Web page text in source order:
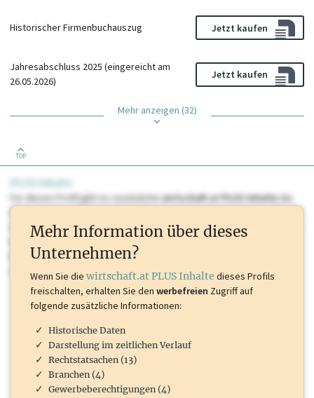
Historischer Firmenbuchauszug Jetzt kaufen
Jahresabschluss 2025 (eingereicht am
26.05.2026)
Jetzt kaufen
Mehr anzeigen (32)
TOP
PLUS Inhalte
Für dieses Profil gibt es zusätzlichewirtschaft.at PLUS Inhaltedie
Sie momentan nicht einsehen können. Schalten Sie dieses Profil frei
oder loggen Sie sich ein um diese Inhalte zu sehen. wirtschaft.at PLUS
Marken, Patente, Rechtstatsachen, OTS-Aussendungen, und viele
mehr.
Mehr Information über dieses
Unternehmen?
Wenn Sie die wirtschaft.at PLUS Inhalte dieses Profils
freischalten, erhalten Sie den werbefreien Zugriff auf
folgende zusätzliche Informationen:
Historische Daten
Darstellung im zeitlichen Verlauf
Rechtstatsachen (13)
Branchen (4)
Gewerbeberechtigungen (4)